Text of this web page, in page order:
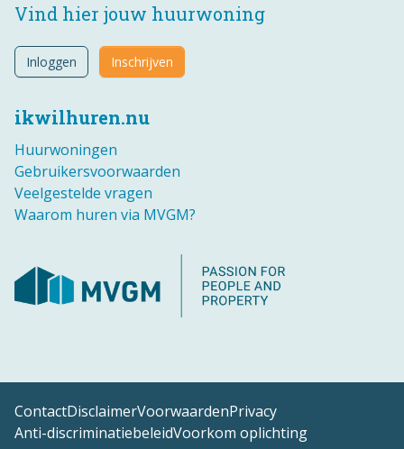
ikwilhuren.nu
Huurwoningen
Gebruikersvoorwaarden
Veelgestelde vragen
Waarom huren via MVGM?
Vind hier jouw huurwoning
Inloggen Inschrijven
ContactDisclaimerVoorwaardenPrivacy
Anti-discriminatiebeleidVoorkom oplichting